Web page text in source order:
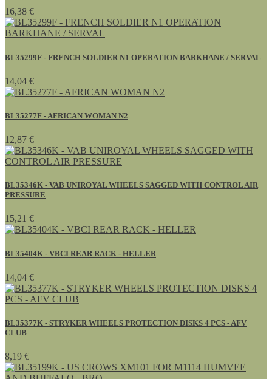
16,38 €
BL35299F - FRENCH SOLDIER N1 OPERATION BARKHANE / SERVAL
14,04 €
BL35277F - AFRICAN WOMAN N2
12,87 €
BL35346K - VAB UNIROYAL WHEELS SAGGED WITH CONTROL AIR
PRESSURE
15,21 €
BL35404K - VBCI REAR RACK - HELLER
14,04 €
BL35377K - STRYKER WHEELS PROTECTION DISKS 4 PCS - AFV
CLUB
8,19 €